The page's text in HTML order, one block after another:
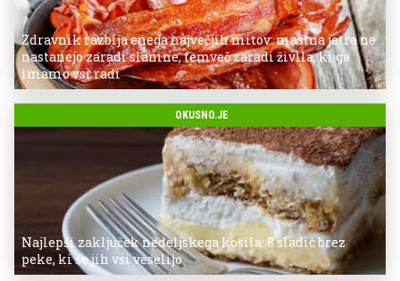
Zdravnik razbija enega največjih mitov: mastna jetra ne
nastanejo zaradi slanine, temveč zaradi živila, ki ga
imamo vsi radi
OKUSNO.JE
Najlepši zaključek nedeljskega kosila: 8 sladic brez
peke, ki se jih vsi veselijo